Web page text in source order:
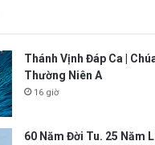
Thánh Vịnh Đáp Ca |
Thường Niên A
16 giờ
60 Năm Đời Tu. 25 Năm